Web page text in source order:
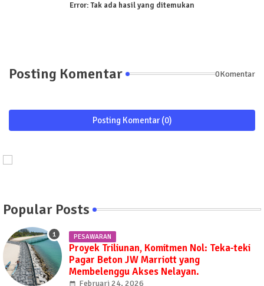
Error:Tak ada hasil yang ditemukan
Posting Komentar 0Komentar
Posting Komentar (0)
Popular Posts
PESAWARAN
Proyek Triliunan, Komitmen Nol: Teka-teki
Pagar Beton JW Marriott yang
Membelenggu Akses Nelayan.
Februari 24, 2026